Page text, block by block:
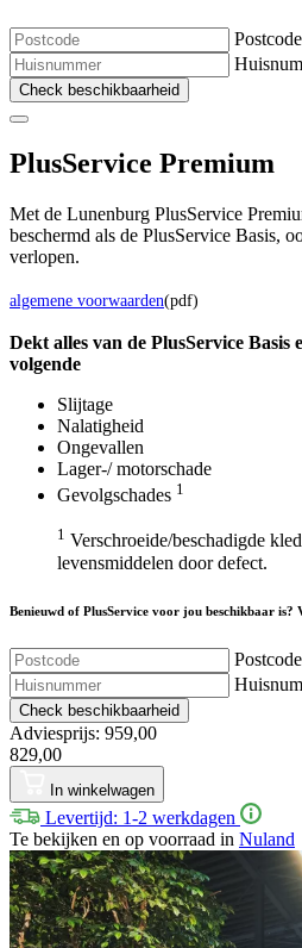
Postcode
Check beschikbaarheid
PlusService Premium
Met de Lunenburg PlusService
beschermd als de PlusService Basis,
verlopen.
algemene voorwaarden(pdf)
Dekt alles van de PlusService Basis
volgende
Slijtage
Nalatigheid
Ongevallen
Lager-/ motorschade
Gevolgschades 1
1 Verschroeide/beschadigde
levensmiddelen door defect.
Benieuwd of PlusService voor jou beschikbaar is?
Postcode
Check beschikbaarheid
Adviesprijs: 959,00
829,00
In winkelwagen
Levertijd: 1-2 werkdagen
Te bekijken en op voorraad in Nuland